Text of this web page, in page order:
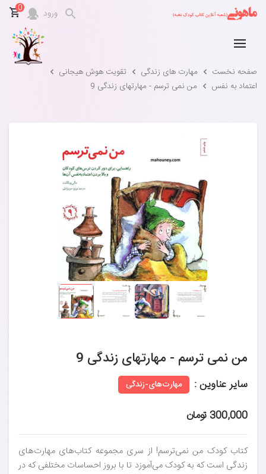
ورود 0
صفحه نخست مهارت های زندگی
تقویت هوش هیجانی
اعتماد به نفس
من نمی ترسم - مهارتهای زندگی 9
من نمی ترسم - مهارتهای زندگی 9
سایر عناوین : مهارت‌های-زندگی
300,000 تومان
کتاب کودک من نمی‌ترسم! از سری مجموعه کتاب‌های مهارت‌های
زندگی است که به کودک می‌آموزد تا با بروز احساسات مختلفی که در